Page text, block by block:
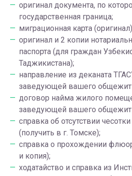
оригинал документа, по
государственная граница;
миграционная карта
оригинал и 2 копии
паспорта (для граждан
Таджикистана);
направление из деканата
заведующей вашего
договор найма жилого
заведующей вашего
справка об отсутствии
(получить в г. Томске);
справка о прохождении
и копия);
ходатайство и справка из